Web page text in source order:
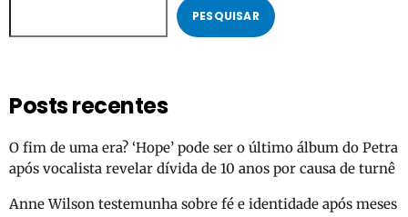
PESQUISAR
Posts recentes
O fim de uma era? ‘Hope’ pode ser o último álbum do Petra
após vocalista revelar dívida de 10 anos por causa de turnê
Anne Wilson testemunha sobre fé e identidade após meses